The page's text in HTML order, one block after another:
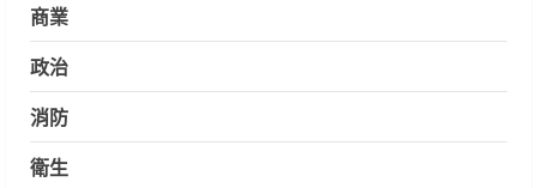
商業
政治
消防
衛生